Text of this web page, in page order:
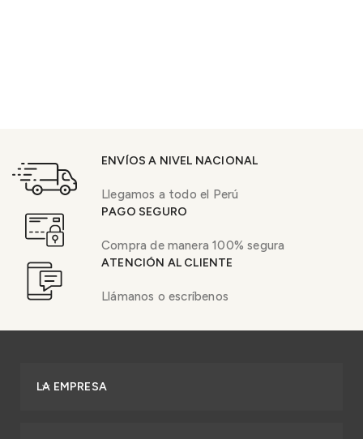
ENVÍOS A NIVEL NACIONAL
Llegamos a todo el Perú
PAGO SEGURO
Compra de manera 100% segura
ATENCIÓN AL CLIENTE
Llámanos o escríbenos
LA EMPRESA